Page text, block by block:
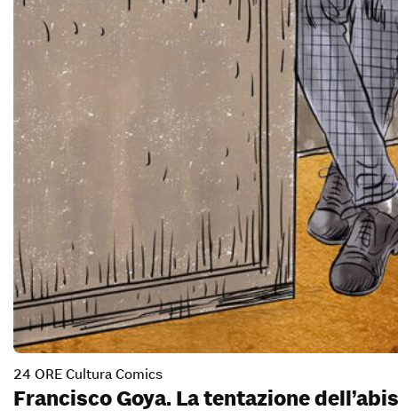
24 ORE Cultura Comics
Francisco Goya. La tentazione